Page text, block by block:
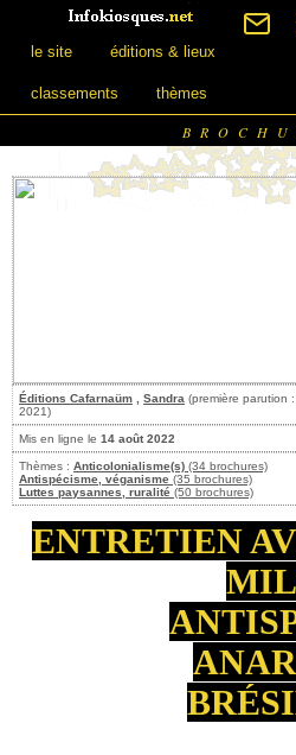
le site éditions & lieux
classements thèmes
Éditions Cafarnaüm Sandra (première parution
2021)
Mis en ligne le 14 août 2022
Thèmes : Anticolonialisme(s) (34 brochures)
Antispécisme, véganisme (35 brochures)
Luttes paysannes, ruralité (50 brochures)
ENTRETIEN